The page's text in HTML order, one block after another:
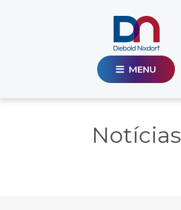
MENU
Notícias